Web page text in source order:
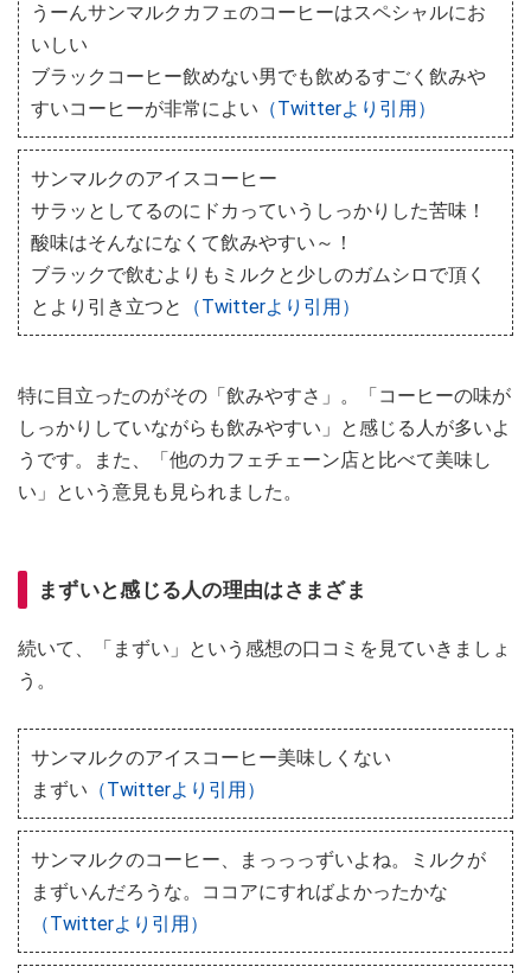
うーんサンマルクカフェのコーヒーはスペシャルにお
いしい
ブラックコーヒー飲めない男でも飲めるすごく飲みや
すいコーヒーが非常によい （Twitterより引用）
サンマルクのアイスコーヒー
サラッとしてるのにドカっていうしっかりした苦味！
酸味はそんなになくて飲みやすい～！
ブラックで飲むよりもミルクと少しのガムシロで頂く
とより引き立つと
（Twitterより引用）
特に目立ったのがその「飲みやすさ」。「コーヒーの味が
しっかりしていながらも飲みやすい」と感じる人が多いよ
うです。また、「他のカフェチェーン店と比べて美味し
い」という意見も見られました。
まずいと感じる人の理由はさまざま
続いて、「まずい」という感想の口コミを見ていきましょ
う。
サンマルクのアイスコーヒー美味しくない
まずい （Twitterより引用）
サンマルクのコーヒー、まっっっずいよね。ミルクが
まずいんだろうな。ココアにすればよかったかな
（Twitterより引用）